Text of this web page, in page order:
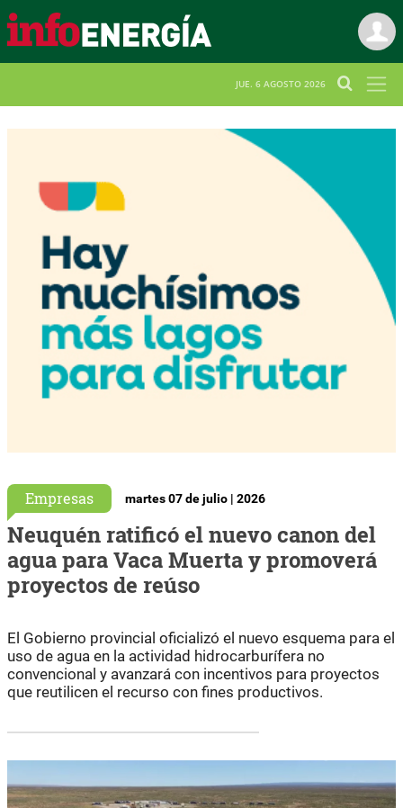
JUE. 6 AGOSTO 2026
Empresas martes 07 de julio | 2026
Neuquén ratificó el nuevo canon del
agua para Vaca Muerta y promoverá
proyectos de reúso
El Gobierno provincial oficializó el nuevo esquema para el
uso de agua en la actividad hidrocarburífera no
convencional y avanzará con incentivos para proyectos
que reutilicen el recurso con fines productivos.